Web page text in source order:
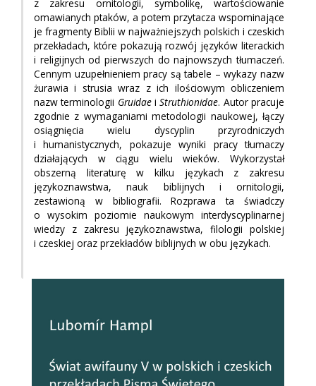
z zakresu ornitologii, symbolikę, wartościowanie
omawianych ptaków, a potem przytacza wspominające
je fragmenty Biblii w najważniejszych polskich i czeskich
przekładach, które pokazują rozwój języków literackich
i religijnych od pierwszych do najnowszych tłumaczeń.
Cennym uzupełnieniem pracy są tabele – wykazy nazw
żurawia i strusia wraz z ich ilościowym obliczeniem
nazw terminologii GruidaeiStruthionidae. Autor pracuje
zgodnie z wymaganiami metodologii naukowej, łączy
osiągnięcia wielu dyscyplin przyrodniczych
i humanistycznych, pokazuje wyniki pracy tłumaczy
działających w ciągu wielu wieków. Wykorzystał
obszerną literaturę w kilku językach z zakresu
językoznawstwa, nauk biblijnych i ornitologii,
zestawioną w bibliografii. Rozprawa ta świadczy
o wysokim poziomie naukowym interdyscyplinarnej
wiedzy z zakresu językoznawstwa, filologii polskiej
i czeskiej oraz przekładów biblijnych w obu językach.